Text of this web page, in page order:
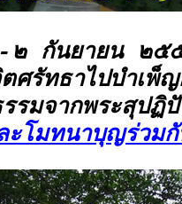
-๒ กันยายน ๒๕
ศรัทธาไปบำเพ็
รมจากพระสุปฏิ
ะโมทนาบุญร่วม